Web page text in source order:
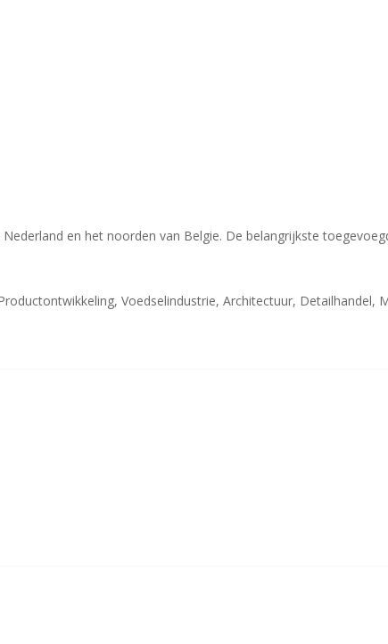
en het noorden van Belgie. De belangrijkste
Voedselindustrie, Architectuur, Detailhandel,